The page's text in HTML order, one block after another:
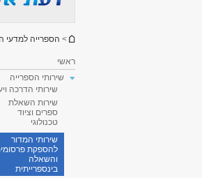
הינך נמצא כאן
> הספרייה למדעי
ראשי
שירותי הספרייה
שירותי הדרכה
שירות השאלת
ספרים וציוד
טכנולוגי
שירותי המדור
להספקת
והשאלה
בינספרייתית